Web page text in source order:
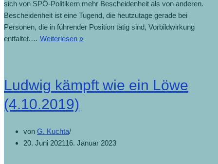
sich von SPÖ-Politikern mehr Bescheidenheit als von anderen.
Bescheidenheit ist eine Tugend, die heutzutage gerade bei
Personen, die in führender Position tätig sind, Vorbildwirkung
entfaltet.… Weiterlesen »
Ludwig kämpft wie ein Löwe
(4.10.2019)
von G. Kuchta
20. Juni 202116. Januar 2023